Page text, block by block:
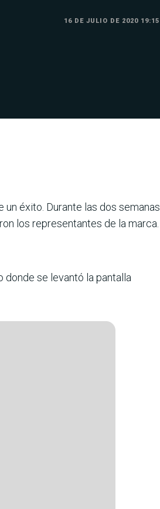
16 DE JULIO DE 2020 19:15
éxito. Durante las dos semanas
los representantes de la marca.
donde se levantó la pantalla